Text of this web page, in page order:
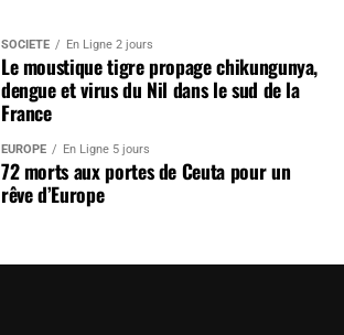
SOCIÉTÉ En Ligne 2 jours
Le moustique tigre propage chikungunya,
dengue et virus du Nil dans le sud de la
France
EUROPE En Ligne 5 jours
72 morts aux portes de Ceuta pour un
rêve d’Europe